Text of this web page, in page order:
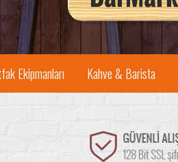
Ekipmanları Kahve & Barista